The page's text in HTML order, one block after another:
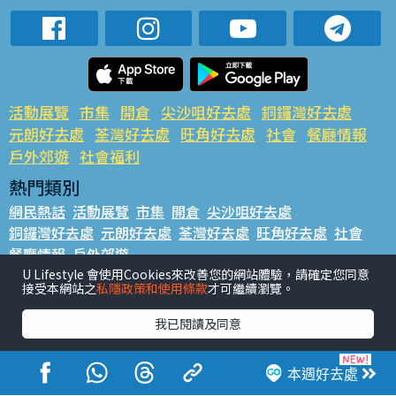
本週好去處
活動展覽 市集 開倉 尖沙咀好去處 銅鑼灣好去處
元朗好去處 荃灣好去處 旺角好去處 社會 餐廳情報
戶外郊遊 社會福利
熱門類別
網民熱話 活動展覽 市集 開倉 尖沙咀好去處
銅鑼灣好去處 元朗好去處 荃灣好去處 旺角好去處 社會
餐廳情報 戶外郊遊
熱門標籤
#UGO搵好去處 #人氣活動推介 #美食社群熱話
#ULifestyle應用程式
#UJetso禮物放送 #ULifestyle商戶中心 #著數 #網絡熱話
U Lifestyle 會使用Cookies來改善您的網站體驗，請確定您同意
接受本網站之私隱政策和使用條款才可繼續瀏覽。
我已閱讀及同意